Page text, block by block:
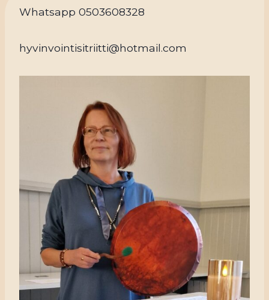
Whatsapp 0503608328
hyvinvointisitriitti@hotmail.com